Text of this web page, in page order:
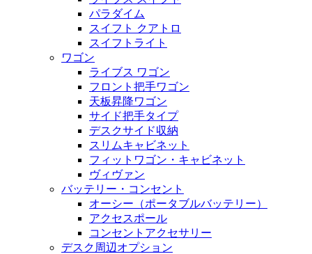
パラダイム
スイフト クアトロ
スイフトライト
ワゴン
ライブス ワゴン
フロント把手ワゴン
天板昇降ワゴン
サイド把手タイプ
デスクサイド収納
スリムキャビネット
フィットワゴン・キャビネット
ヴィヴァン
バッテリー・コンセント
オーシー（ポータブルバッテリー）
アクセスポール
コンセントアクセサリー
デスク周辺オプション